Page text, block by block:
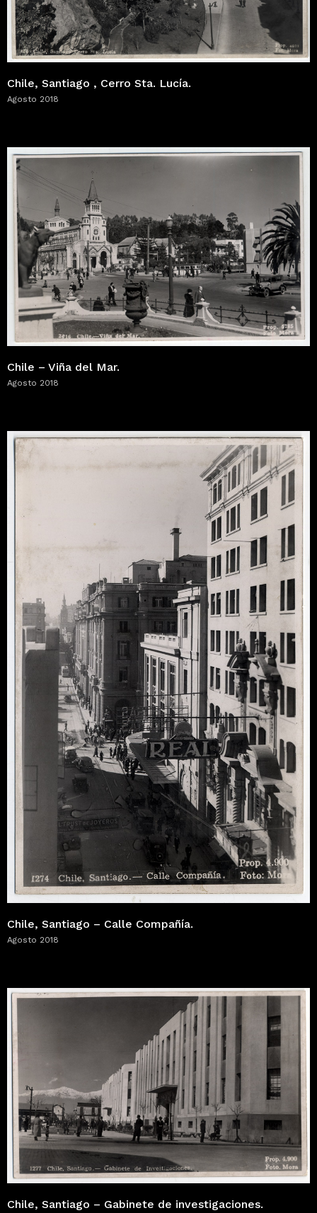
Chile, Santiago , Cerro Sta. Lucía.
Agosto 2018
Chile – Viña del Mar.
Agosto 2018
Chile, Santiago – Calle Compañía.
Agosto 2018
Chile, Santiago – Gabinete de investigaciones.